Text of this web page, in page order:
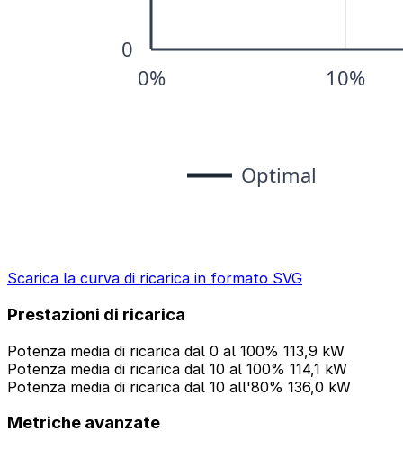
Scarica la curva di ricarica in formato SVG
Prestazioni di ricarica
Potenza media di ricarica dal 0 al 100% 113,9 kW
Potenza media di ricarica dal 10 al 100% 114,1 kW
Potenza media di ricarica dal 10 all'80% 136,0 kW
Metriche avanzate